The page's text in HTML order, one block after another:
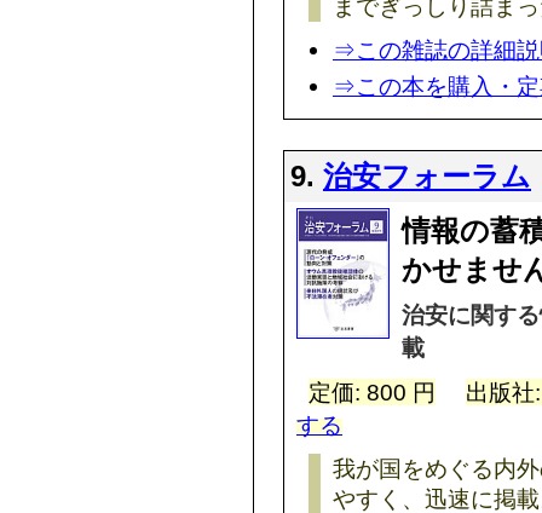
までぎっしり詰ま
⇒この雑誌の詳細
⇒この本を購入・
9. 治安フォーラム
情報の蓄
かせませ
治安に関す
載
定価: 800 円
出版
する
我が国をめぐる内
やすく、迅速に掲